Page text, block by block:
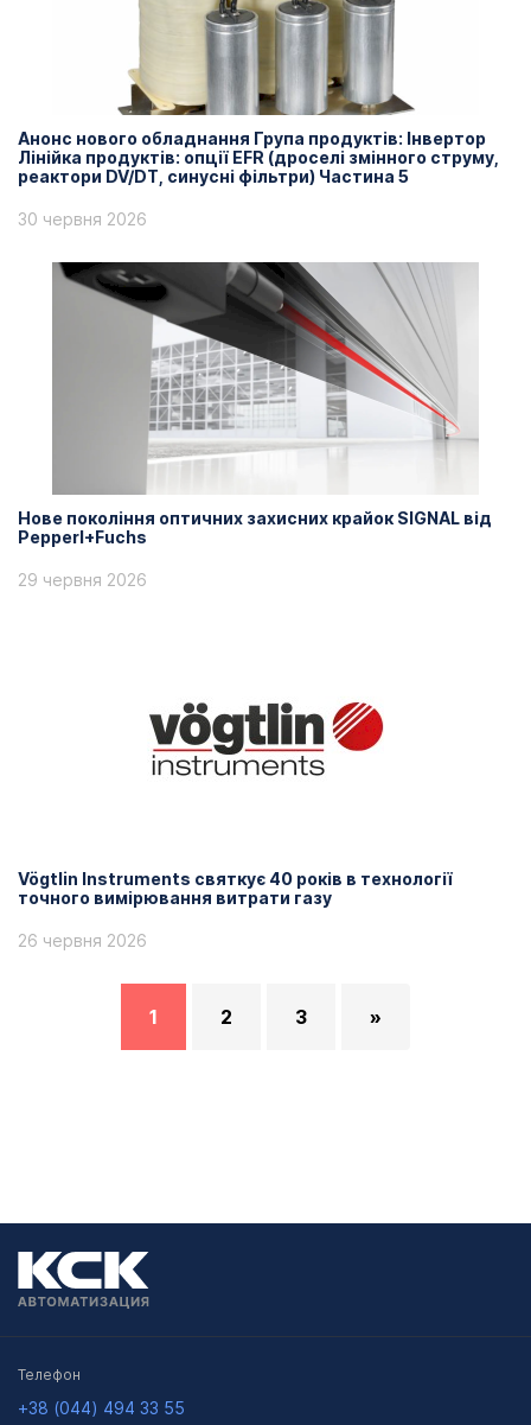
Анонс нового обладнання Група продуктів: Інвертор
Лінійка продуктів: опції EFR (дроселі змінного струму,
реактори DV/DT, синусні фільтри) Частина 5
30 червня 2026
Нове покоління оптичних захисних крайок SIGNAL від
Pepperl+Fuchs
29 червня 2026
Vögtlin Instruments святкує 40 років в технології
точного вимірювання витрати газу
26 червня 2026
1 2 3 »
Телефон
+38 (044) 494 33 55